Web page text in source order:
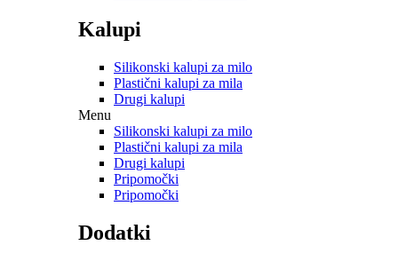
Kalupi
Silikonski kalupi za milo
Plastični kalupi za mila
Drugi kalupi
Menu
Silikonski kalupi za milo
Plastični kalupi za mila
Drugi kalupi
Pripomočki
Pripomočki
Dodatki